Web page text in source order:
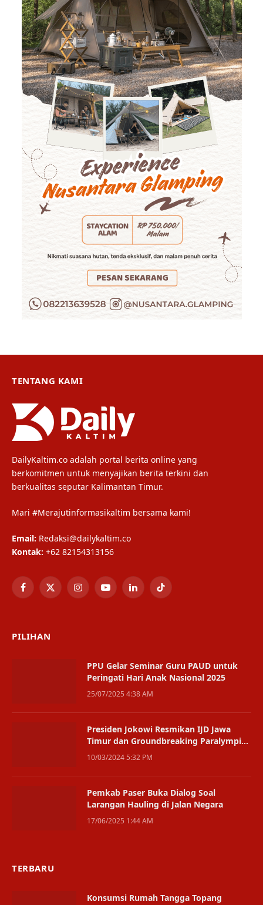
TENTANG KAMI
DailyKaltim.co adalah portal berita online yang
berkomitmen untuk menyajikan berita terkini dan
berkualitas seputar Kalimantan Timur.
Mari #Merajutinformasikaltim bersama kami!
Email: Redaksi@dailykaltim.co
Kontak: +62 82154313156
Facebook
X
InstagramYouTubeLinkedInTikTok
PILIHAN
PPU Gelar Seminar Guru PAUD untuk
Peringati Hari Anak Nasional 2025
25/07/2025 4:38 AM
Presiden Jokowi Resmikan IJD Jawa
Timur dan Groundbreaking Paralympic
Training Center
10/03/2024 5:32 PM
Pemkab Paser Buka Dialog Soal
Larangan Hauling di Jalan Negara
17/06/2025 1:44 AM
TERBARU
Konsumsi Rumah Tangga Topang